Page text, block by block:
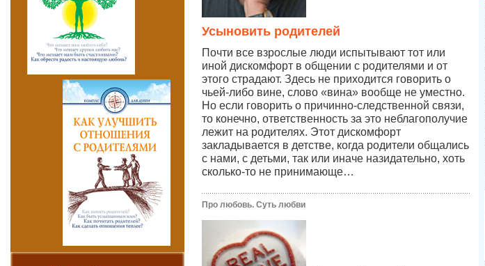
Усыновить родителей
Почти все взрослые люди испытывают тот или
иной дискомфорт в общении с родителями и от
этого страдают. Здесь не приходится говорить о
чьей-либо вине, слово «вина» вообще не уместно.
Но если говорить о причинно-следственной связи,
то конечно, ответственность за это неблагополучие
лежит на родителях. Этот дискомфорт
закладывается в детстве, когда родители общались
с нами, с детьми, так или иначе назидательно, хоть
сколько-то не принимающе…
Про любовь. Суть любви